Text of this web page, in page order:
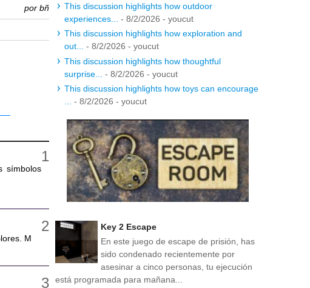
por bñ
símbolos
M
This discussion highlights how outdoor
experiences...
- 8/2/2026 - youcut
This discussion highlights how exploration and
out...
- 8/2/2026 - youcut
This discussion highlights how thoughtful
surprise...
- 8/2/2026 - youcut
This discussion highlights how toys can encourage
- 8/2/2026 - youcut
Key 2 Escape
En este juego de escape de prisión, has
sido condenado recientemente por
asesinar a cinco personas, tu ejecución
está programada para mañana...